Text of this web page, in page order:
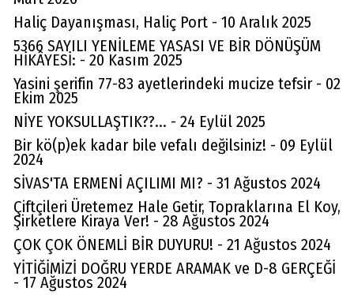
Haliç Dayanışması, Haliç Port - 10 Aralık 2025
5366 SAYILI YENİLEME YASASI VE BİR DÖNÜŞÜM
HİKÂYESİ: - 20 Kasım 2025
Yasini şerifin 77-83 ayetlerindeki mucize tefsir - 02
Ekim 2025
NİYE YOKSULLAŞTIK??... - 24 Eylül 2025
Bir kö(p)ek kadar bile vefalı değilsiniz! - 09 Eylül
2024
SİVAS'TA ERMENİ AÇILIMI MI? - 31 Ağustos 2024
Çiftçileri Üretemez Hale Getir, Topraklarına El Koy,
Şirketlere Kiraya Ver! - 28 Ağustos 2024
ÇOK ÇOK ÖNEMLİ BİR DUYURU! - 21 Ağustos 2024
YİTİĞİMİZİ DOĞRU YERDE ARAMAK ve D-8 GERÇEĞİ
- 17 Ağustos 2024
Av. Cemil Can
FARELERİ DİNLEMEYİN!..